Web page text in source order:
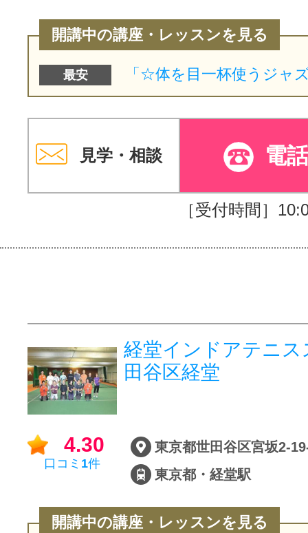
開講中の講座・レッスンを見る
最安
見学・相談 電
［受付時間］
経堂インドアテニス
田谷区経堂
4.30
口コミ 1件
東京都・経堂駅
開講中の講座・レッスンを見る